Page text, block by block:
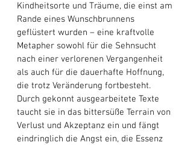
Kindheitsorte und Träume, die einst am
Rande eines Wunschbrunnens
geflüstert wurden – eine kraftvolle
Metapher sowohl für die Sehnsucht
nach einer verlorenen Vergangenheit
als auch für die dauerhafte Hoffnung,
die trotz Veränderung fortbesteht.
Durch gekonnt ausgearbeitete Texte
taucht sie in das bittersüße Terrain von
Verlust und Akzeptanz ein und fängt
eindringlich die Angst ein, die Essenz